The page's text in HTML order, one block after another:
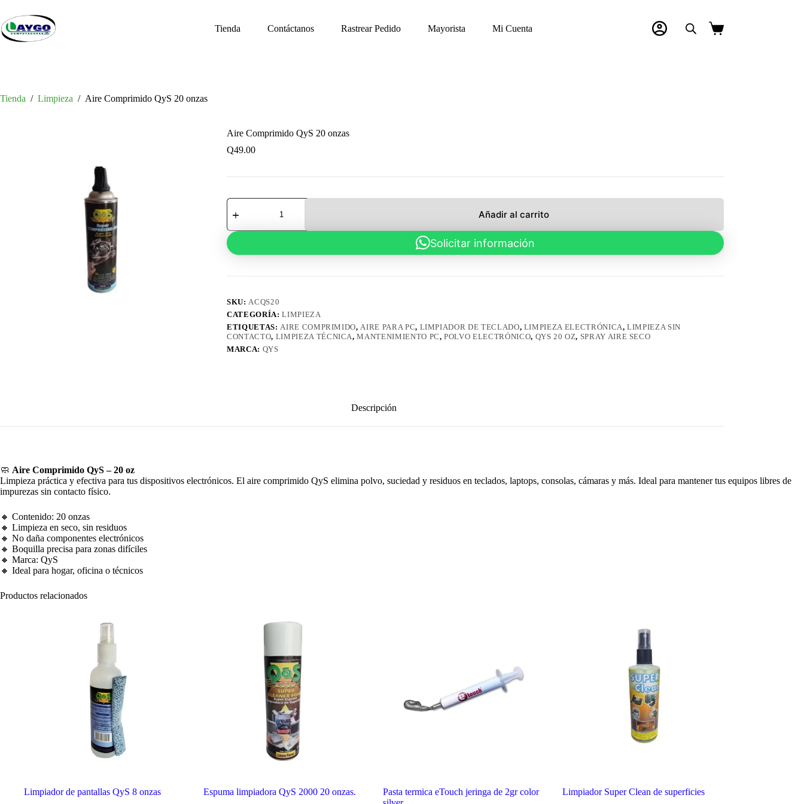
contenido
Tienda Contáctanos Rastrear Pedido Mayorista Mi Cuenta
Carro
Tienda / Limpieza / Aire Comprimido QyS 20 onzas
Aire Comprimido QyS 20 onzas
Q49.00
Aire
Comprimido
20
onzas
cantidad
Añadir al carrito
Solicitar información
SKU:ACQS20
CATEGORÍA:LIMPIEZA
ETIQUETAS:AIRE COMPRIMIDO,AIRE PARA PC, LIMPIADOR DE TECLADO, LIMPIEZA ELECTRÓNICA,LIMPIEZA SIN
CONTACTO, LIMPIEZA TÉCNICA,MANTENIMIENTO PC,POLVO ELECTRÓNICO, QYS 20 OZ, SPRAY AIRE SECO
MARCA: QYS
Descripción
🧼 Aire Comprimido QyS – 20 oz
Limpieza práctica y efectiva para tus dispositivos electrónicos. El aire comprimido QyS elimina polvo, suciedad y residuos en teclados, laptops, consolas, cámaras y más. Ideal para mantener tus equipos libres de
impurezas sin contacto físico.
🔸 Contenido: 20 onzas
🔸 Limpieza en seco, sin residuos
🔸 No daña componentes electrónicos
🔸 Boquilla precisa para zonas difíciles
🔸 Marca: QyS
🔸 Ideal para hogar, oficina o técnicos
Productos relacionados
Limpiador de pantallas QyS 8 onzas
Espuma limpiadora QyS 2000 20 onzas.
Pasta termica eTouch jeringa de 2gr color
Limpiador Super Clean de superficies